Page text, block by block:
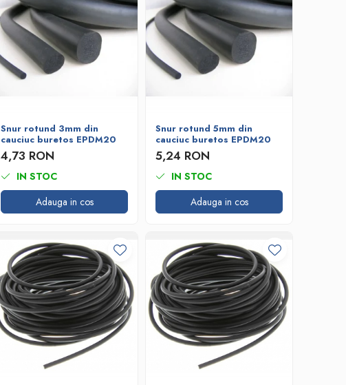
Snur rotund 3mm din
cauciuc buretos EPDM20
4,73 RON
IN STOC
Adauga in cos
Snur rotund 5mm din
cauciuc buretos EPDM20
5,24 RON
IN STOC
Adauga in cos